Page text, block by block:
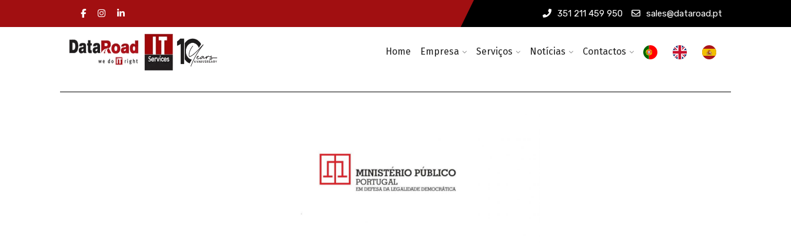
351 211 459 950 sales@dataroad.pt
Home Empresa Serviços Notícias Contactos